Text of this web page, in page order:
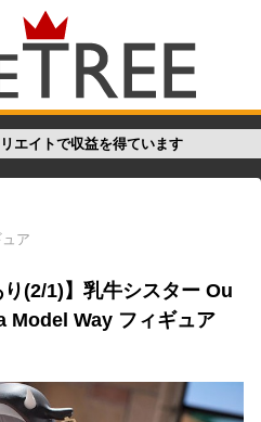
エイトで収益を得ています
ア
り(2/1)】乳牛シスター Ou
Way フィギュア